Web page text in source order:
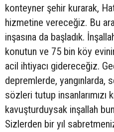
konteyner şehir kurarak,
hizmetine vereceğiz. Bu
inşasına da başladık.
konutun ve 75 bin köy
acil ihtiyacı gidereceğiz.
depremlerde, yangınlarda,
sözleri tutup insanlarımızı
kavuşturduysak inşallah
Sizlerden bir yıl